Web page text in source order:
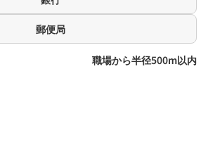
郵便局
職場から半径500m以内